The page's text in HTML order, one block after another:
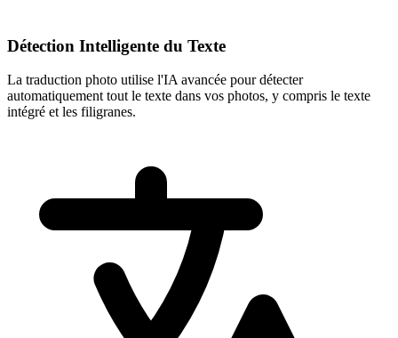
Détection Intelligente du Texte
La traduction photo utilise l'IA avancée pour détecter
automatiquement tout le texte dans vos photos, y compris le texte
intégré et les filigranes.